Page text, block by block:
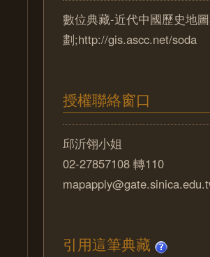
數位典藏-近代中國歷史地
劃;http://gis.ascc.net/soda
授權聯絡窗口
邱沂翎小姐
02-27857108 轉110
引用這筆典藏